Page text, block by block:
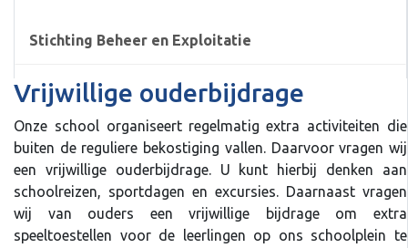
Stichting Beheer en Exploitatie
Vrijwillige ouderbijdrage
Onze school organiseert regelmatig extra activiteiten die
buiten de reguliere bekostiging vallen. Daarvoor vragen wij
een vrijwillige ouderbijdrage. U kunt hierbij denken aan
schoolreizen, sportdagen en excursies. Daarnaast vragen
wij van ouders een vrijwillige bijdrage om extra
speeltoestellen voor de leerlingen op ons schoolplein te